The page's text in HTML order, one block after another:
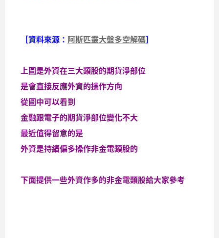
［資料來源： 阿斯匹靈大盤多空解碼］
上圖是外資在三大類股的期貨淨部位
是會直接反應外資的操作方向
從圖中可以看到
金融跟電子的期貨淨部位變化不大
最近值得留意的是
外資是持續偏多操作非金電類股的
下面提供一些外資作多的非金電類股給大家參考